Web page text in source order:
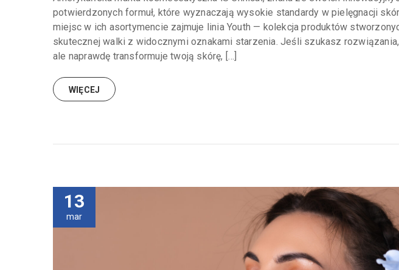
potwierdzonych formuł, które wyznaczają wysokie standardy w pielęgnacji
miejsc w ich asortymencie zajmuje linia Youth — kolekcja produktów
skutecznej walki z widocznymi oznakami starzenia. Jeśli szukasz
ale naprawdę transformuje twoją skórę, […]
WIĘCEJ
13
mar